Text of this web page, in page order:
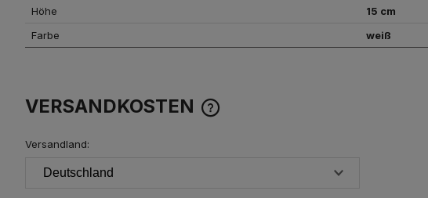
Höhe
15 cm
Farbe
weiß
VERSANDKOSTEN
Versandland: